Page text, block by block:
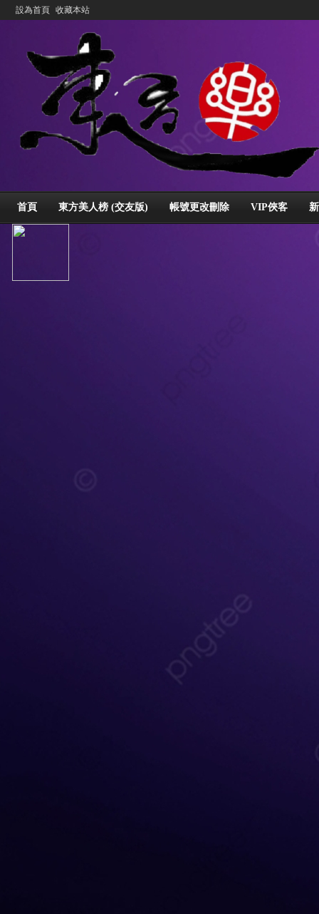
設為首頁 收藏本站
首頁 東方美人榜 (交友版) 帳號更改刪除 VIP俠客